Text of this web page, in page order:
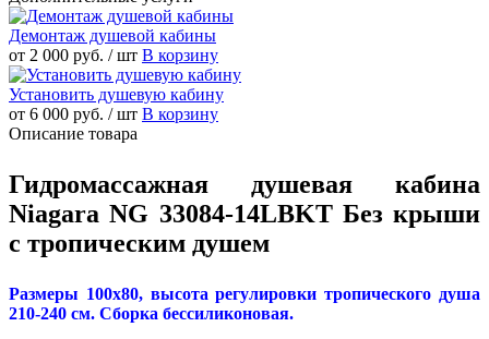
Демонтаж душевой кабины
от 2 000 руб. / шт В корзину
Установить душевую кабину
от 6 000 руб. / шт В корзину
Описание товара
Гидромассажная душевая кабина
Niagara NG 33084-14LBKT Без крыши
с тропическим душем
Размеры 100x80, высота регулировки тропического душа
210-240 см. Сборка бессиликоновая.